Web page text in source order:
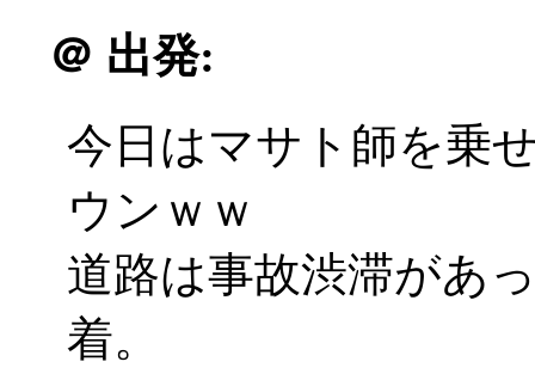
＠ 出発:
今日はマサト師を乗
ウンｗｗ
道路は事故渋滞があ
着。